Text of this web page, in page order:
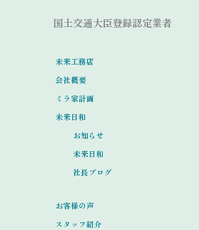
国土交通大臣登録認定業者
未来工務店
会社概要
ミラ家計画
未来日和
お知らせ
未来日和
社長ブログ
お客様の声
スタッフ紹介